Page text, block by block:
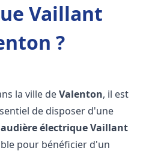
Vaillant
?
la ville deValenton, il est
de disposer d'une
électrique Vaillant
pour bénéficier d'un